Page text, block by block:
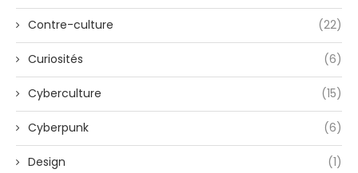
Contre-culture (22)
Curiosités (6)
Cyberculture (15)
Cyberpunk (6)
Design (1)